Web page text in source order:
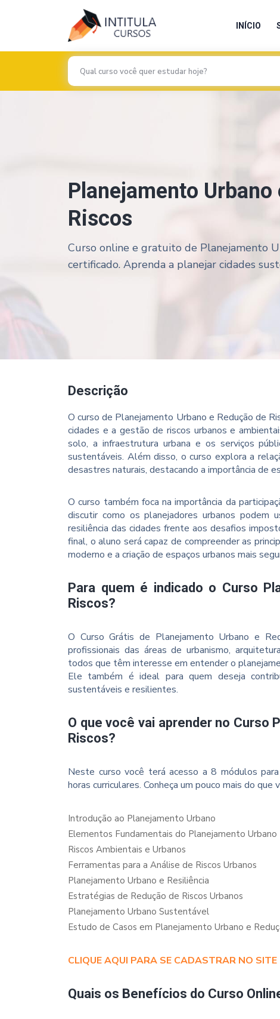
INÍCIO
Planejamento Urbano
Riscos
Curso online e gratuito de Planejamento
certificado. Aprenda a planejar cidades
Descrição
O curso de Planejamento Urbano e Redução de
cidades e a gestão de riscos urbanos e
solo, a infraestrutura urbana e os serviços
sustentáveis. Além disso, o curso explora a
desastres naturais, destacando a importância de
O curso também foca na importância da
discutir como os planejadores urbanos podem
resiliência das cidades frente aos desafios
final, o aluno será capaz de compreender as
moderno e a criação de espaços urbanos mais
Para quem é indicado o Curso
Riscos?
O Curso Grátis de Planejamento Urbano e
profissionais das áreas de urbanismo,
todos que têm interesse em entender o
Ele também é ideal para quem deseja
sustentáveis e resilientes.
O que você vai aprender no Curso
Riscos?
Neste curso você terá acesso a 8 módulos
horas curriculares. Conheça um pouco mais do que
Introdução ao Planejamento Urbano
Elementos Fundamentais do Planejamento Urbano
Riscos Ambientais e Urbanos
Ferramentas para a Análise de Riscos Urbanos
Planejamento Urbano e Resiliência
Estratégias de Redução de Riscos Urbanos
Planejamento Urbano Sustentável
Estudo de Casos em Planejamento Urbano e
CLIQUE AQUI PARA SE CADASTRAR NO SITE
Quais os Benefícios do Curso